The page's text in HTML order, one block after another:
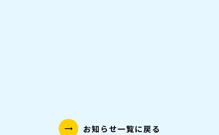
trending_flat お知らせ一覧に戻る